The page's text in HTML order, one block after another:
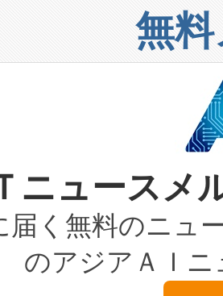
用化段階におけ
よび立ち上げ調整
Enzeneのバイオ
製品について、自
可能性もあります
～4億ドルかか
者（CEO）であ
fully-connected
れば、6,000万
るデータセンター
大きな負担をかけ
軽減という課題
速にし、ピーク
用可能な電力容
う貢献します。こ
契約（SLA）違
の劣化によるダウ
データセンターが
「Avia 2」を発
、1,000メート
を切り替えるこ
枝などの細かな対
スポットにより、
も豊かなディテー
範囲を検出
ーザーを搭載。
無
ニュース
届く無料のニュ
のアジアＡＩ